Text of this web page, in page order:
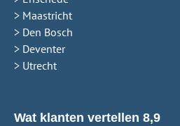
> Maastricht
> Den Bosch
> Deventer
> Utrecht
Wat klanten vertellen 8,9